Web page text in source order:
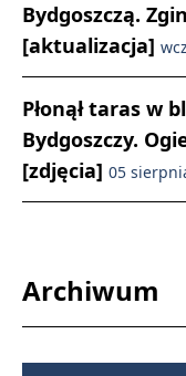
Bydgoszczą.
[aktualizacja]
Płonął taras w
Bydgoszczy.
[zdjęcia] 05
Archiwum